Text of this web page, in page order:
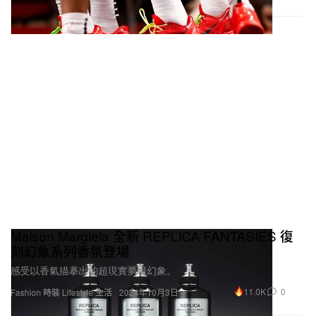
Fashion 時裝 Lifestyle 生活
Maison Margiela 全新 REPLICA FANTASIES 復
刻幻象系列香氛登場
感受以香氣描摹出的超現實夢境幻象。
2024年10月3日 11.0K 0